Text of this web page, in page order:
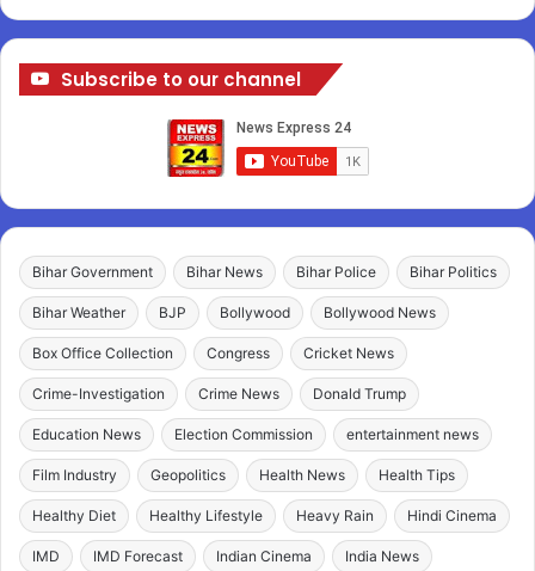
Subscribe to our channel
Bihar Government Bihar News Bihar Police Bihar Politics
Bihar Weather BJP Bollywood Bollywood News
Box Office Collection Congress Cricket News
Crime-Investigation Crime News Donald Trump
Education News Election Commission entertainment news
Film Industry Geopolitics Health News Health Tips
Healthy Diet Healthy Lifestyle Heavy Rain Hindi Cinema
IMD IMD Forecast Indian Cinema India News